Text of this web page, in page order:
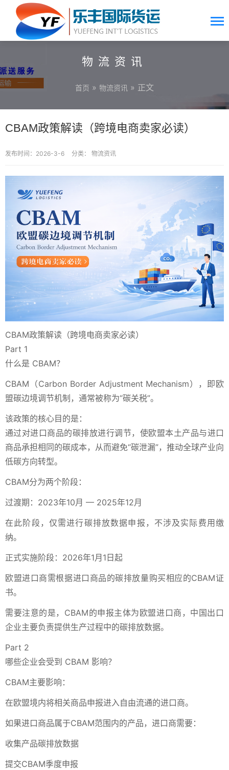
物流资讯
首页 » 物流资讯 » 正文
CBAM政策解读（跨境电商卖家必读）
发布时间：2026-3-6 分类： 物流资讯
CBAM政策解读（跨境电商卖家必读）
Part 1
什么是 CBAM？
CBAM（Carbon Border Adjustment Mechanism），即欧
盟碳边境调节机制，通常被称为“碳关税”。
该政策的核心目的是：
通过对进口商品的碳排放进行调节，使欧盟本土产品与进口
商品承担相同的碳成本，从而避免“碳泄漏”，推动全球产业向
低碳方向转型。
CBAM分为两个阶段：
过渡期：2023年10月 — 2025年12月
在此阶段，仅需进行碳排放数据申报，不涉及实际费用缴
纳。
正式实施阶段：2026年1月1日起
欧盟进口商需根据进口商品的碳排放量购买相应的CBAM证
书。
需要注意的是，CBAM的申报主体为欧盟进口商，中国出口
企业主要负责提供生产过程中的碳排放数据。
Part 2
哪些企业会受到 CBAM 影响？
CBAM主要影响：
在欧盟境内将相关商品申报进入自由流通的进口商。
如果进口商品属于CBAM范围内的产品，进口商需要：
收集产品碳排放数据
提交CBAM季度申报